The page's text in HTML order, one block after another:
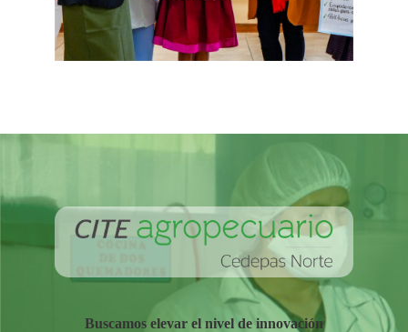
Buscamos elevar el nivel de innovación